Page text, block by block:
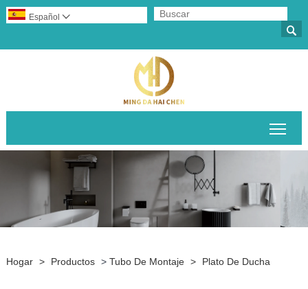

Español 
Hogar > Productos > Tubo De Montaje > Plato De Ducha